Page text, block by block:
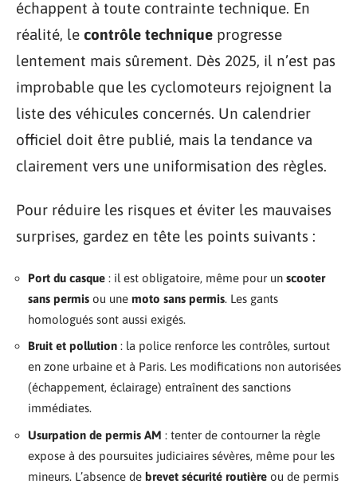
échappent à toute contrainte technique. En
réalité, le contrôle technique progresse
lentement mais sûrement. Dès 2025, il n’est pas
improbable que les cyclomoteurs rejoignent la
liste des véhicules concernés. Un calendrier
officiel doit être publié, mais la tendance va
clairement vers une uniformisation des règles.
Pour réduire les risques et éviter les mauvaises
surprises, gardez en tête les points suivants :
Port du casque : il est obligatoire, même pour un scooter
sans permis ou une moto sans permis. Les gants
homologués sont aussi exigés.
Bruit et pollution : la police renforce les contrôles, surtout
en zone urbaine et à Paris. Les modifications non autorisées
(échappement, éclairage) entraînent des sanctions
immédiates.
Usurpation de permis AM : tenter de contourner la règle
expose à des poursuites judiciaires sévères, même pour les
mineurs. L’absence de brevet sécurité routière ou de permis